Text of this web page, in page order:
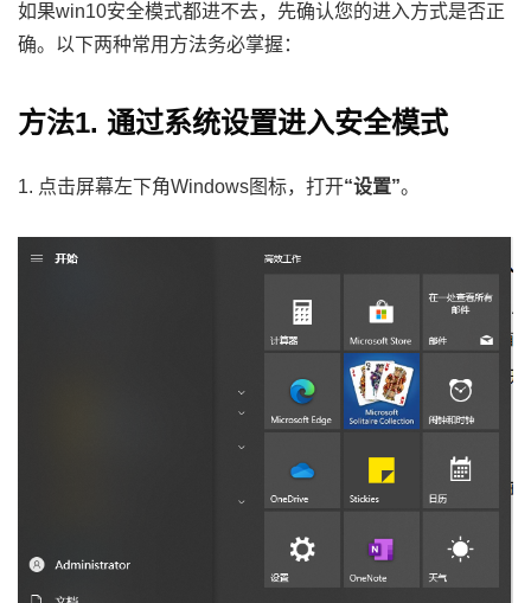
如果win10安全模式都进不去，先确认您的进入方式是否正
确。以下两种常用方法务必掌握：
方法1. 通过系统设置进入安全模式
1. 点击屏幕左下角Windows图标，打开“设置”。